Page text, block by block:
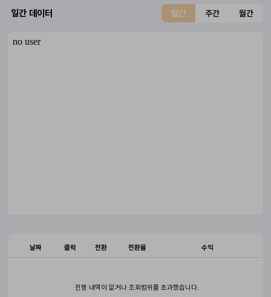
일간 데이터 일간 주간 월간
날짜 클릭 전환 전환율 수익
진행 내역이 없거나 조회범위를 초과했습니다.